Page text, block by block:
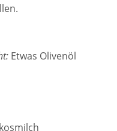
Etwas Olivenöl